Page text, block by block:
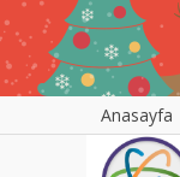
Anasayfa